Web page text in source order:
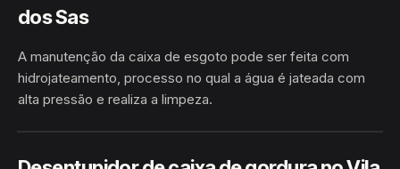
dos Sas
A manutenção da caixa de esgoto pode ser feita com
hidrojateamento, processo no qual a água é jateada com
alta pressão e realiza a limpeza.
HIDROJATEAMENTO VILA DOS SAS · BARREIRAS/BA